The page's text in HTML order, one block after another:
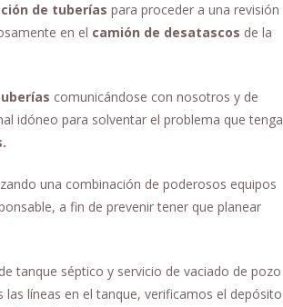
de tuberías para proceder a una revisión
en el camión de desatascos de la
comunicándose con nosotros y de
idóneo para solventar el problema que tenga
una combinación de poderosos equipos
a fin de prevenir tener que planear
tanque séptico y servicio de vaciado de pozo
líneas en el tanque, verificamos el depósito